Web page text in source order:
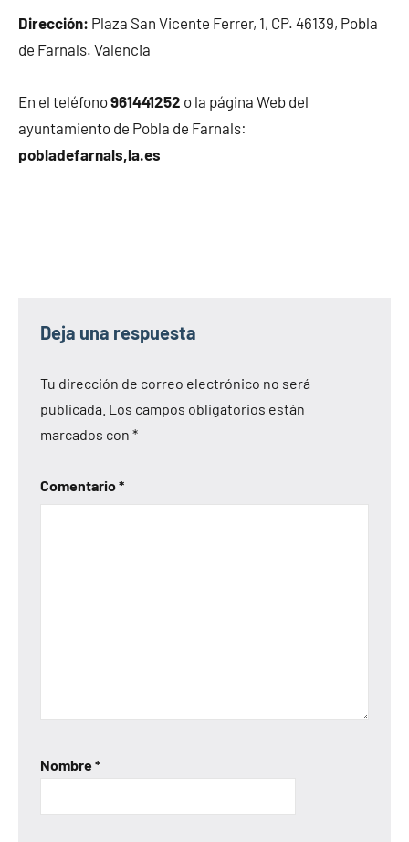
Dirección: Plaza San Vicente Ferrer, 1, CP. 46139, Pobla
de Farnals. Valencia
En el teléfono961441252 o la página Web del
ayuntamiento de Pobla de Farnals:
pobladefarnals,la.es
Deja una respuesta
Tu dirección de correo electrónico no será
publicada. Los campos obligatorios están
marcados con *
Comentario*
Nombre*